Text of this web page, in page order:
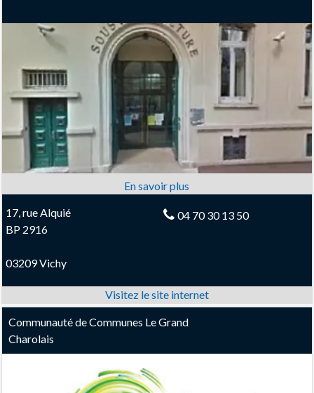
17, rue Alquié
BP 2916
03209 Vichy
04 70 30 13 50
Communauté de Communes Le Grand
Charolais